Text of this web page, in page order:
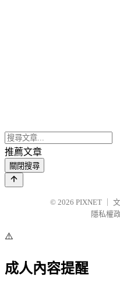
推薦文章
關閉搜尋
© 2026 PIXNET
隱私權
⚠️
成人內容提醒